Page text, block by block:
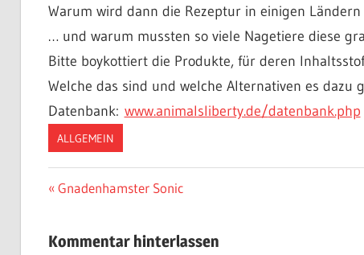
Warum wird dann die Rezeptur in einigen
… und warum mussten so viele Nagetiere diese
Bitte boykottiert die Produkte, für deren
Welche das sind und welche Alternativen es dazu
Datenbank: www.animalsliberty.de/datenbank.php
ALLGEMEIN
navigation
Vorheriger
Gnadenhamster Sonic
Kommentar hinterlassen